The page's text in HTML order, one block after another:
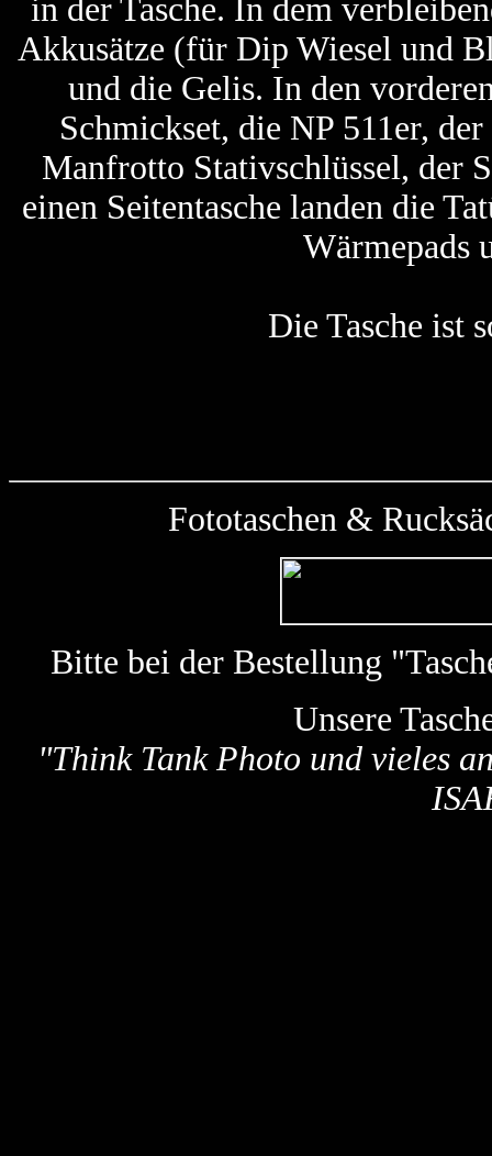
in der Tasche. In dem
Akkusätze (für Dip Wiesel und
und die Gelis. In den
Schmickset, die NP 511er,
Manfrotto Stativschlüssel, der
einen Seitentasche landen die
Wärmepads
Die Tasche ist
Fototaschen &
Bitte bei der Bestellung
Unsere
"Think Tank Photo und vieles